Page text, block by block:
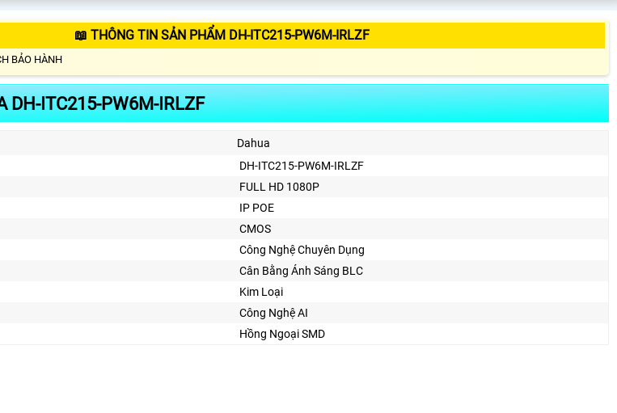
📖 THÔNG TIN SẢN PHẨM DH-ITC215-PW6M-IRLZF
BẢO HÀNH
DH-ITC215-PW6M-IRLZF
Dahua
DH-ITC215-PW6M-IRLZF
FULL HD 1080P
IP POE
CMOS
Công Nghệ Chuyên Dụng
Cân Bằng Ánh Sáng BLC
Kim Loại
Công Nghệ AI
Hồng Ngoại SMD